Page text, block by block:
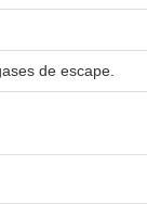
de escape.